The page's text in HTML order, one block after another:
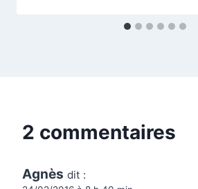
2 commentaires
Agnès dit :